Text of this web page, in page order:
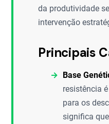
da produtividade
intervenção
Principais
Base
resistência
para os
significa